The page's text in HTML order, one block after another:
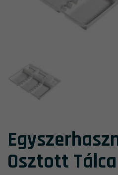
Osztott